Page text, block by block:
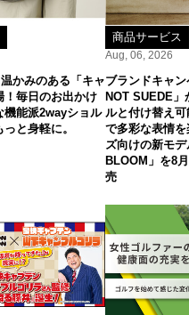
かみのある「キャ
！毎日のお出かけ
機能派2wayショル
と身軽に。
商品サービス
Aug, 06, 2026
ブランドキャ
NOT SUEDE
ルと付け替え
で多彩な表情
ズ向けの新モ
BLOOM」を8
売